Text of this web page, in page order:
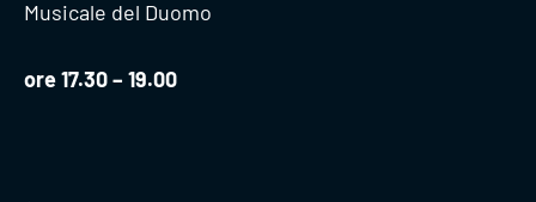
Musicale del Duomo
ore 17.30 – 19.00